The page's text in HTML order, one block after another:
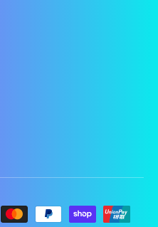
Moyens de paiement